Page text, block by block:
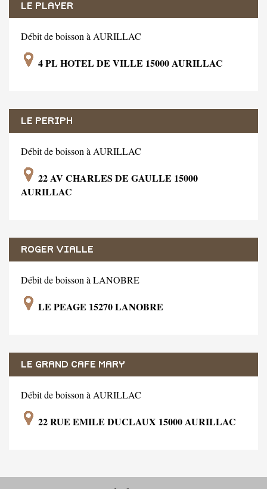
LE PLAYER
Débit de boisson à AURILLAC
4 PL HOTEL DE VILLE 15000 AURILLAC
LE PERIPH
Débit de boisson à AURILLAC
22 AV CHARLES DE GAULLE 15000
AURILLAC
ROGER VIALLE
Débit de boisson à LANOBRE
LE PEAGE 15270 LANOBRE
LE GRAND CAFE MARY
Débit de boisson à AURILLAC
22 RUE EMILE DUCLAUX 15000 AURILLAC